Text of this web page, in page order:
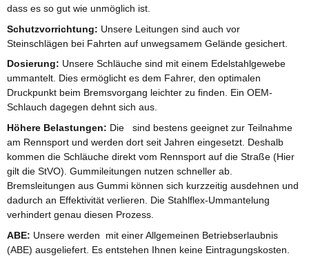
dass es so gut wie unmöglich ist.
Schutzvorrichtung: Unsere Leitungen sind auch vor
Steinschlägen bei Fahrten auf unwegsamem Gelände gesichert.
Dosierung: Unsere Schläuche sind mit einem Edelstahlgewebe
ummantelt. Dies ermöglicht es dem Fahrer, den optimalen
Druckpunkt beim Bremsvorgang leichter zu finden. Ein OEM-
Schlauch dagegen dehnt sich aus.
Höhere Belastungen: Die sind bestens geeignet zur Teilnahme
am Rennsport und werden dort seit Jahren eingesetzt. Deshalb
kommen die Schläuche direkt vom Rennsport auf die Straße (Hier
gilt die StVO). Gummileitungen nutzen schneller ab.
Bremsleitungen aus Gummi können sich kurzzeitig ausdehnen und
dadurch an Effektivität verlieren. Die Stahlflex-Ummantelung
verhindert genau diesen Prozess.
ABE: Unsere werden mit einer Allgemeinen Betriebserlaubnis
(ABE) ausgeliefert. Es entstehen Ihnen keine Eintragungskosten.